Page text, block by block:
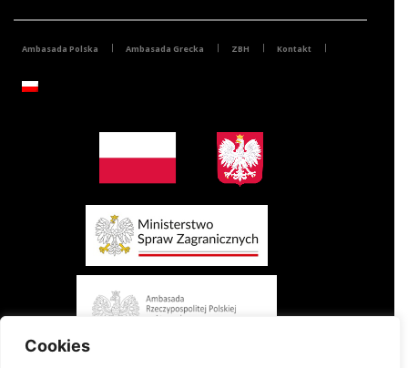
Cookies
Ambasada Polska Ambasada Grecka ZBH Kontakt